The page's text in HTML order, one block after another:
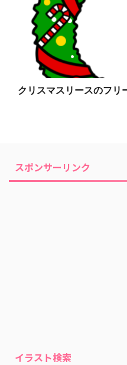
クリスマスリースのフ
スポンサーリンク
イラスト検索